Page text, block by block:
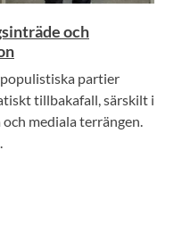
och
partier
tillbakafall, särskilt i
mediala terrängen.